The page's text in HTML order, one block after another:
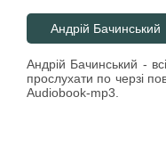
Андрій Бачинський
Андрій Бачинський -
прослухати по черзі
Audiobook-mp3.